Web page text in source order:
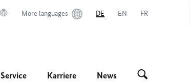
More languages DE EN FR
Service Karriere News